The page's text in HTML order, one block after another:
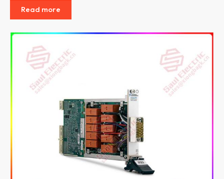
Read more